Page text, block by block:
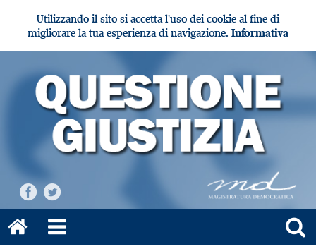
Utilizzando il sito si accetta l'uso dei cookie al fine di
migliorare la tua esperienza di navigazione. Informativa